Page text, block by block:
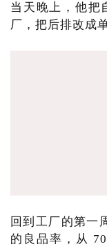
当天晚上，他把
厂，把后排改成
回到工厂的第一
的良品率，从